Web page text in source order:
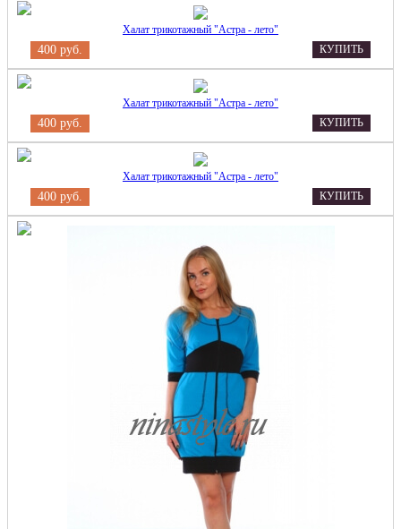
Халат трикотажный "Астра - лето"
400 руб. КУПИТЬ
Халат трикотажный "Астра - лето"
400 руб. КУПИТЬ
Халат трикотажный "Астра - лето"
400 руб. КУПИТЬ